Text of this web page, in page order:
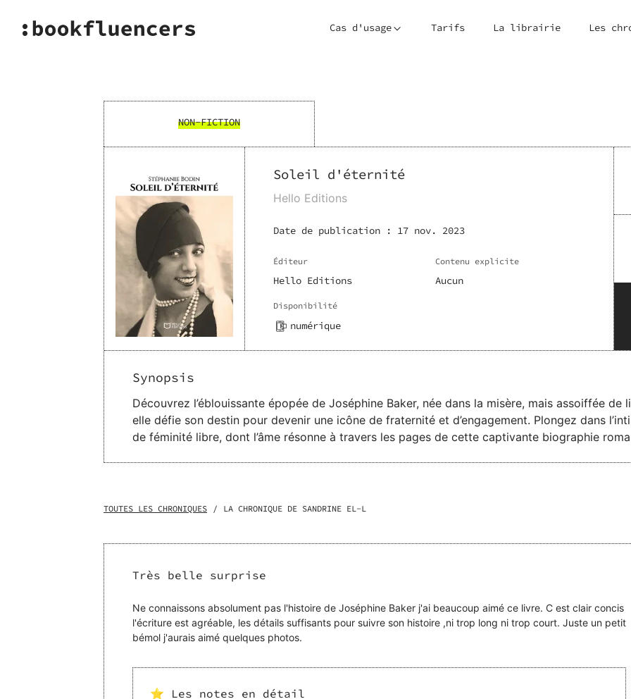
Cas d'usage Tarifs La librairie Les
NON-FICTION
Soleil d'éternité
Hello Editions
Date de publication : 17 nov. 2023
Éditeur
Hello Editions
Contenu explicite
Aucun
Disponibilité
numérique
Synopsis
Découvrez l’éblouissante épopée de Joséphine Baker, née dans la misère, mais assoiffée
elle défie son destin pour devenir une icône de fraternité et d’engagement. Plongez dans
de féminité libre, dont l’âme résonne à travers les pages de cette captivante biographie
d’une intimité en capturant les inflexions de son âme.
TOUTES LES CHRONIQUES / LA CHRONIQUE DE SANDRINE EL-L
Très belle surprise
Ne connaissons absolument pas l'histoire de Joséphine Baker j'ai beaucoup aimé ce livre. C est clair concis
l'écriture est agréable, les détails suffisants pour suivre son histoire ,ni trop long ni trop court. Juste un petit
bémol j'aurais aimé quelques photos.
⭐ Les notes en détail